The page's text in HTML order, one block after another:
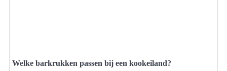
Welke barkrukken passen bij een kookeiland?